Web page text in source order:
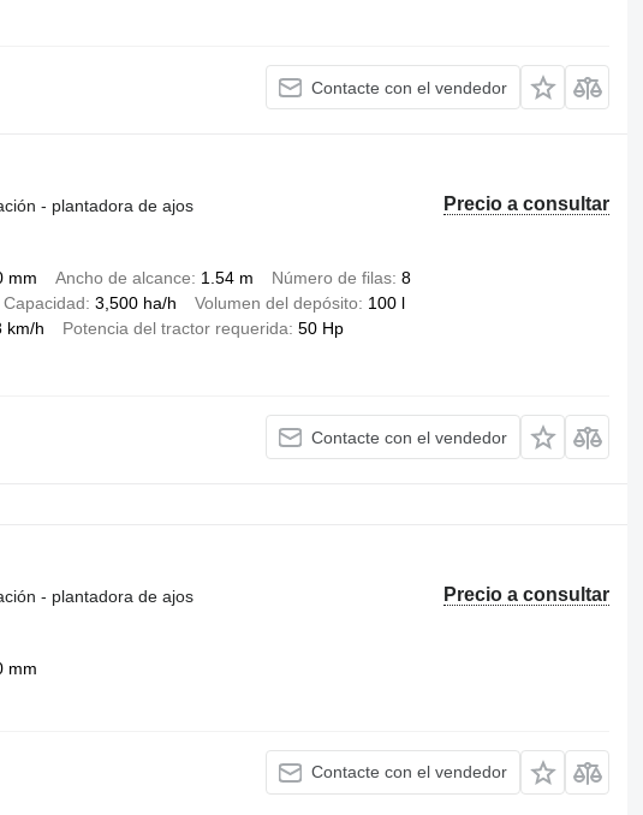
Contacte con el vendedor
Precio a consultar
- plantadora de ajos
mm Ancho de alcance 1.54 m Número de filas 8
Capacidad 3,500 ha/h Volumen del depósito
100 l
km/h Potencia del tractor requerida 50 Hp
Contacte con el vendedor
Precio a consultar
- plantadora de ajos
mm
Contacte con el vendedor